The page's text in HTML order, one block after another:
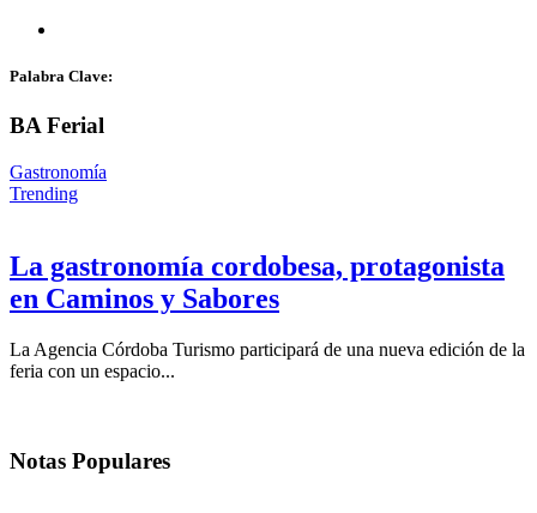
Palabra Clave:
BA Ferial
Gastronomía
Trending
La gastronomía cordobesa, protagonista
en Caminos y Sabores
La Agencia Córdoba Turismo participará de una nueva edición de la
feria con un espacio...
Notas Populares